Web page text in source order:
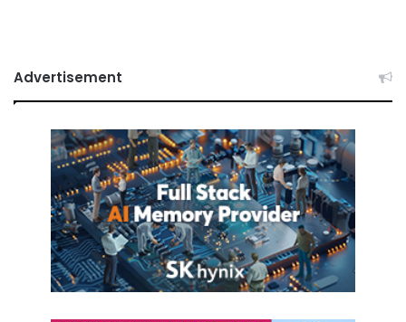
Advertisement